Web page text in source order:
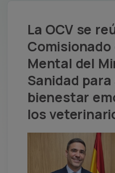
La OCV se
Comisionado
Mental del
Sanidad
bienestar
los